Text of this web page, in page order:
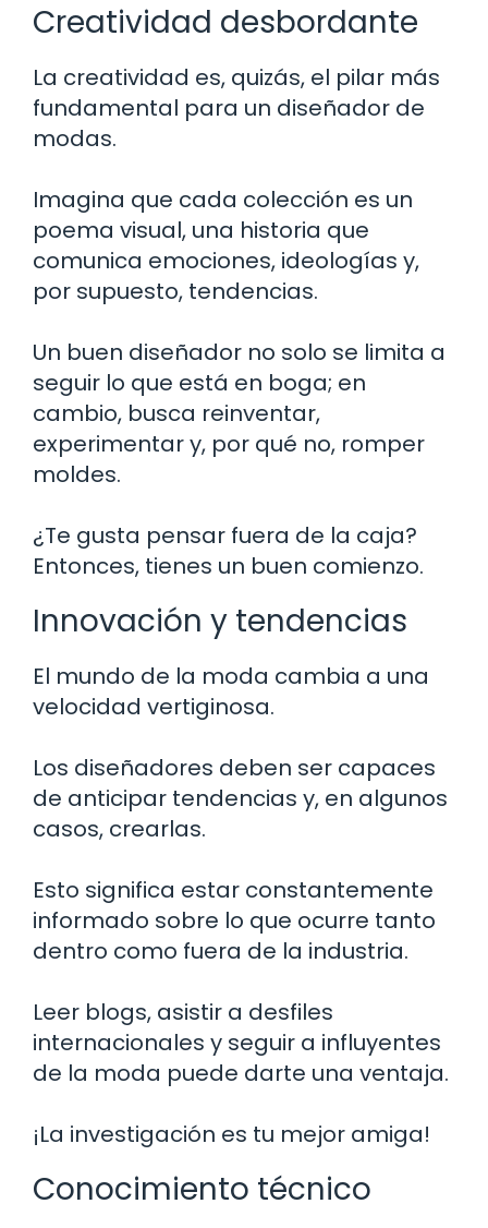
Creatividad desbordante
La creatividad es, quizás, el pilar más
fundamental para un diseñador de
modas.
Imagina que cada colección es un
poema visual, una historia que
comunica emociones, ideologías y,
por supuesto, tendencias.
Un buen diseñador no solo se limita a
seguir lo que está en boga; en
cambio, busca reinventar,
experimentar y, por qué no, romper
moldes.
¿Te gusta pensar fuera de la caja?
Entonces, tienes un buen comienzo.
Innovación y tendencias
El mundo de la moda cambia a una
velocidad vertiginosa.
Los diseñadores deben ser capaces
de anticipar tendencias y, en algunos
casos, crearlas.
Esto significa estar constantemente
informado sobre lo que ocurre tanto
dentro como fuera de la industria.
Leer blogs, asistir a desfiles
internacionales y seguir a influyentes
de la moda puede darte una ventaja.
¡La investigación es tu mejor amiga!
Conocimiento técnico